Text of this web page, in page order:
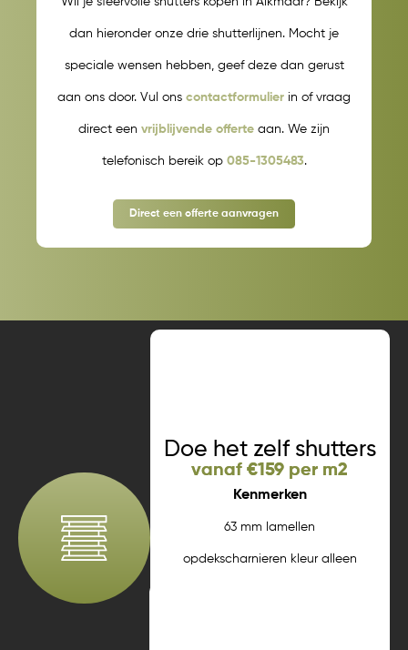
dan hieronder onze drie shutterlijnen. Mocht je
speciale wensen hebben, geef deze dan gerust
aan ons door. Vul ons contactformulier in of vraag
direct een vrijblijvende offerte aan. We zijn
telefonisch bereik op 085-1305483.
Direct een offerte aanvragen
Doe het zelf shutters
vanaf €159 per m2
Kenmerken
63 mm lamellen
opdekscharnieren kleur alleen